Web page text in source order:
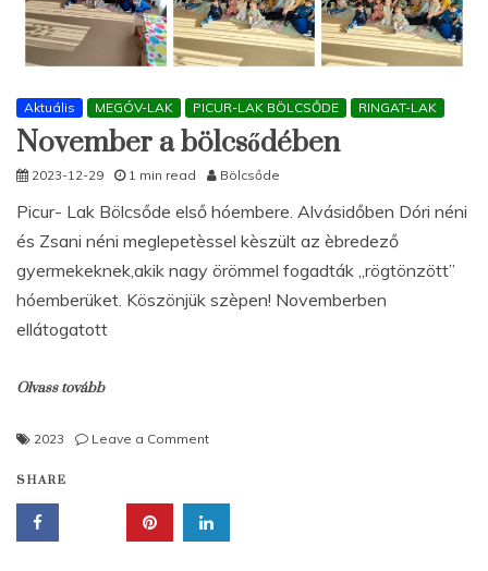
Aktuális MEGÓV-LAK PICUR-LAK BÖLCSŐDE RINGAT-LAK
November a bölcsődében
2023-12-29 1 min read Bölcsőde
Picur- Lak Bölcsőde első hóembere. Alvásidőben Dóri néni
és Zsani néni meglepetèssel kèszült az èbredező
gyermekeknek,akik nagy örömmel fogadták „rögtönzött”
hóemberüket. Köszönjük szèpen! Novemberben
ellátogatott
Olvass tovább
2023 Leave a Commenton
bölcsődében
SHARE